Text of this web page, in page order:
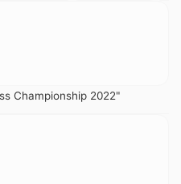
Championship 2022"